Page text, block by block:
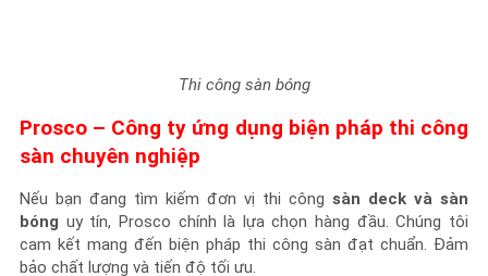
Thi công sàn bóng
Prosco – Công ty ứng dụng biện pháp thi công
sàn chuyên nghiệp
Nếu bạn đang tìm kiếm đơn vị thi công sàn deck và sàn
bóng uy tín, Prosco chính là lựa chọn hàng đầu. Chúng tôi
cam kết mang đến biện pháp thi công sàn đạt chuẩn. Đảm
bảo chất lượng và tiến độ tối ưu.